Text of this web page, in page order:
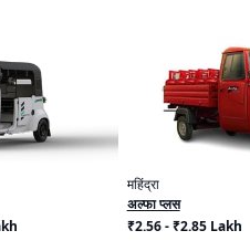
महिंद्रा
अल्फा प्लस
₹2.56 - ₹2.85 Lakh